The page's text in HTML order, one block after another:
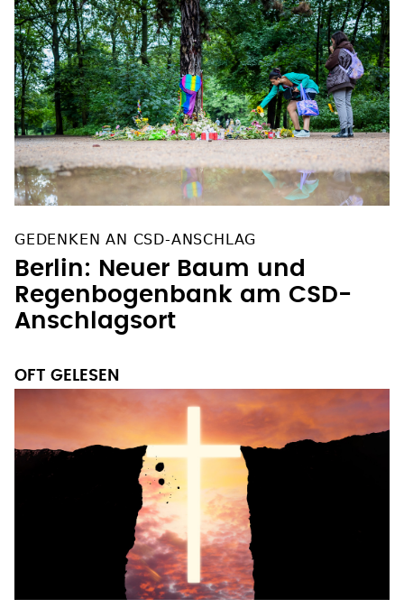
Berlin: Neuer Baum und
Regenbogenbank am CSD-
Anschlagsort